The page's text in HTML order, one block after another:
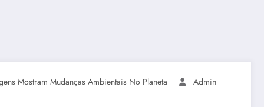
Mostram Mudanças Ambientais No Planeta Admin